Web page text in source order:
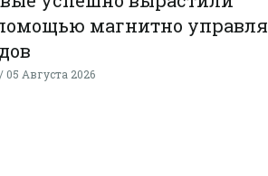
магнитно
05 Августа 2026